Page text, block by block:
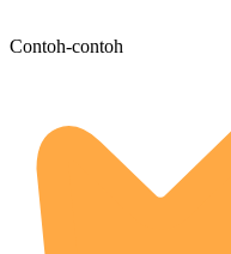
Contoh-contoh